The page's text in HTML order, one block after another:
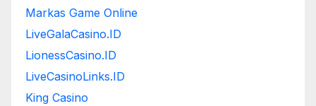
Markas Game Online
LiveGalaCasino.ID
LionessCasino.ID
LiveCasinoLinks.ID
King Casino